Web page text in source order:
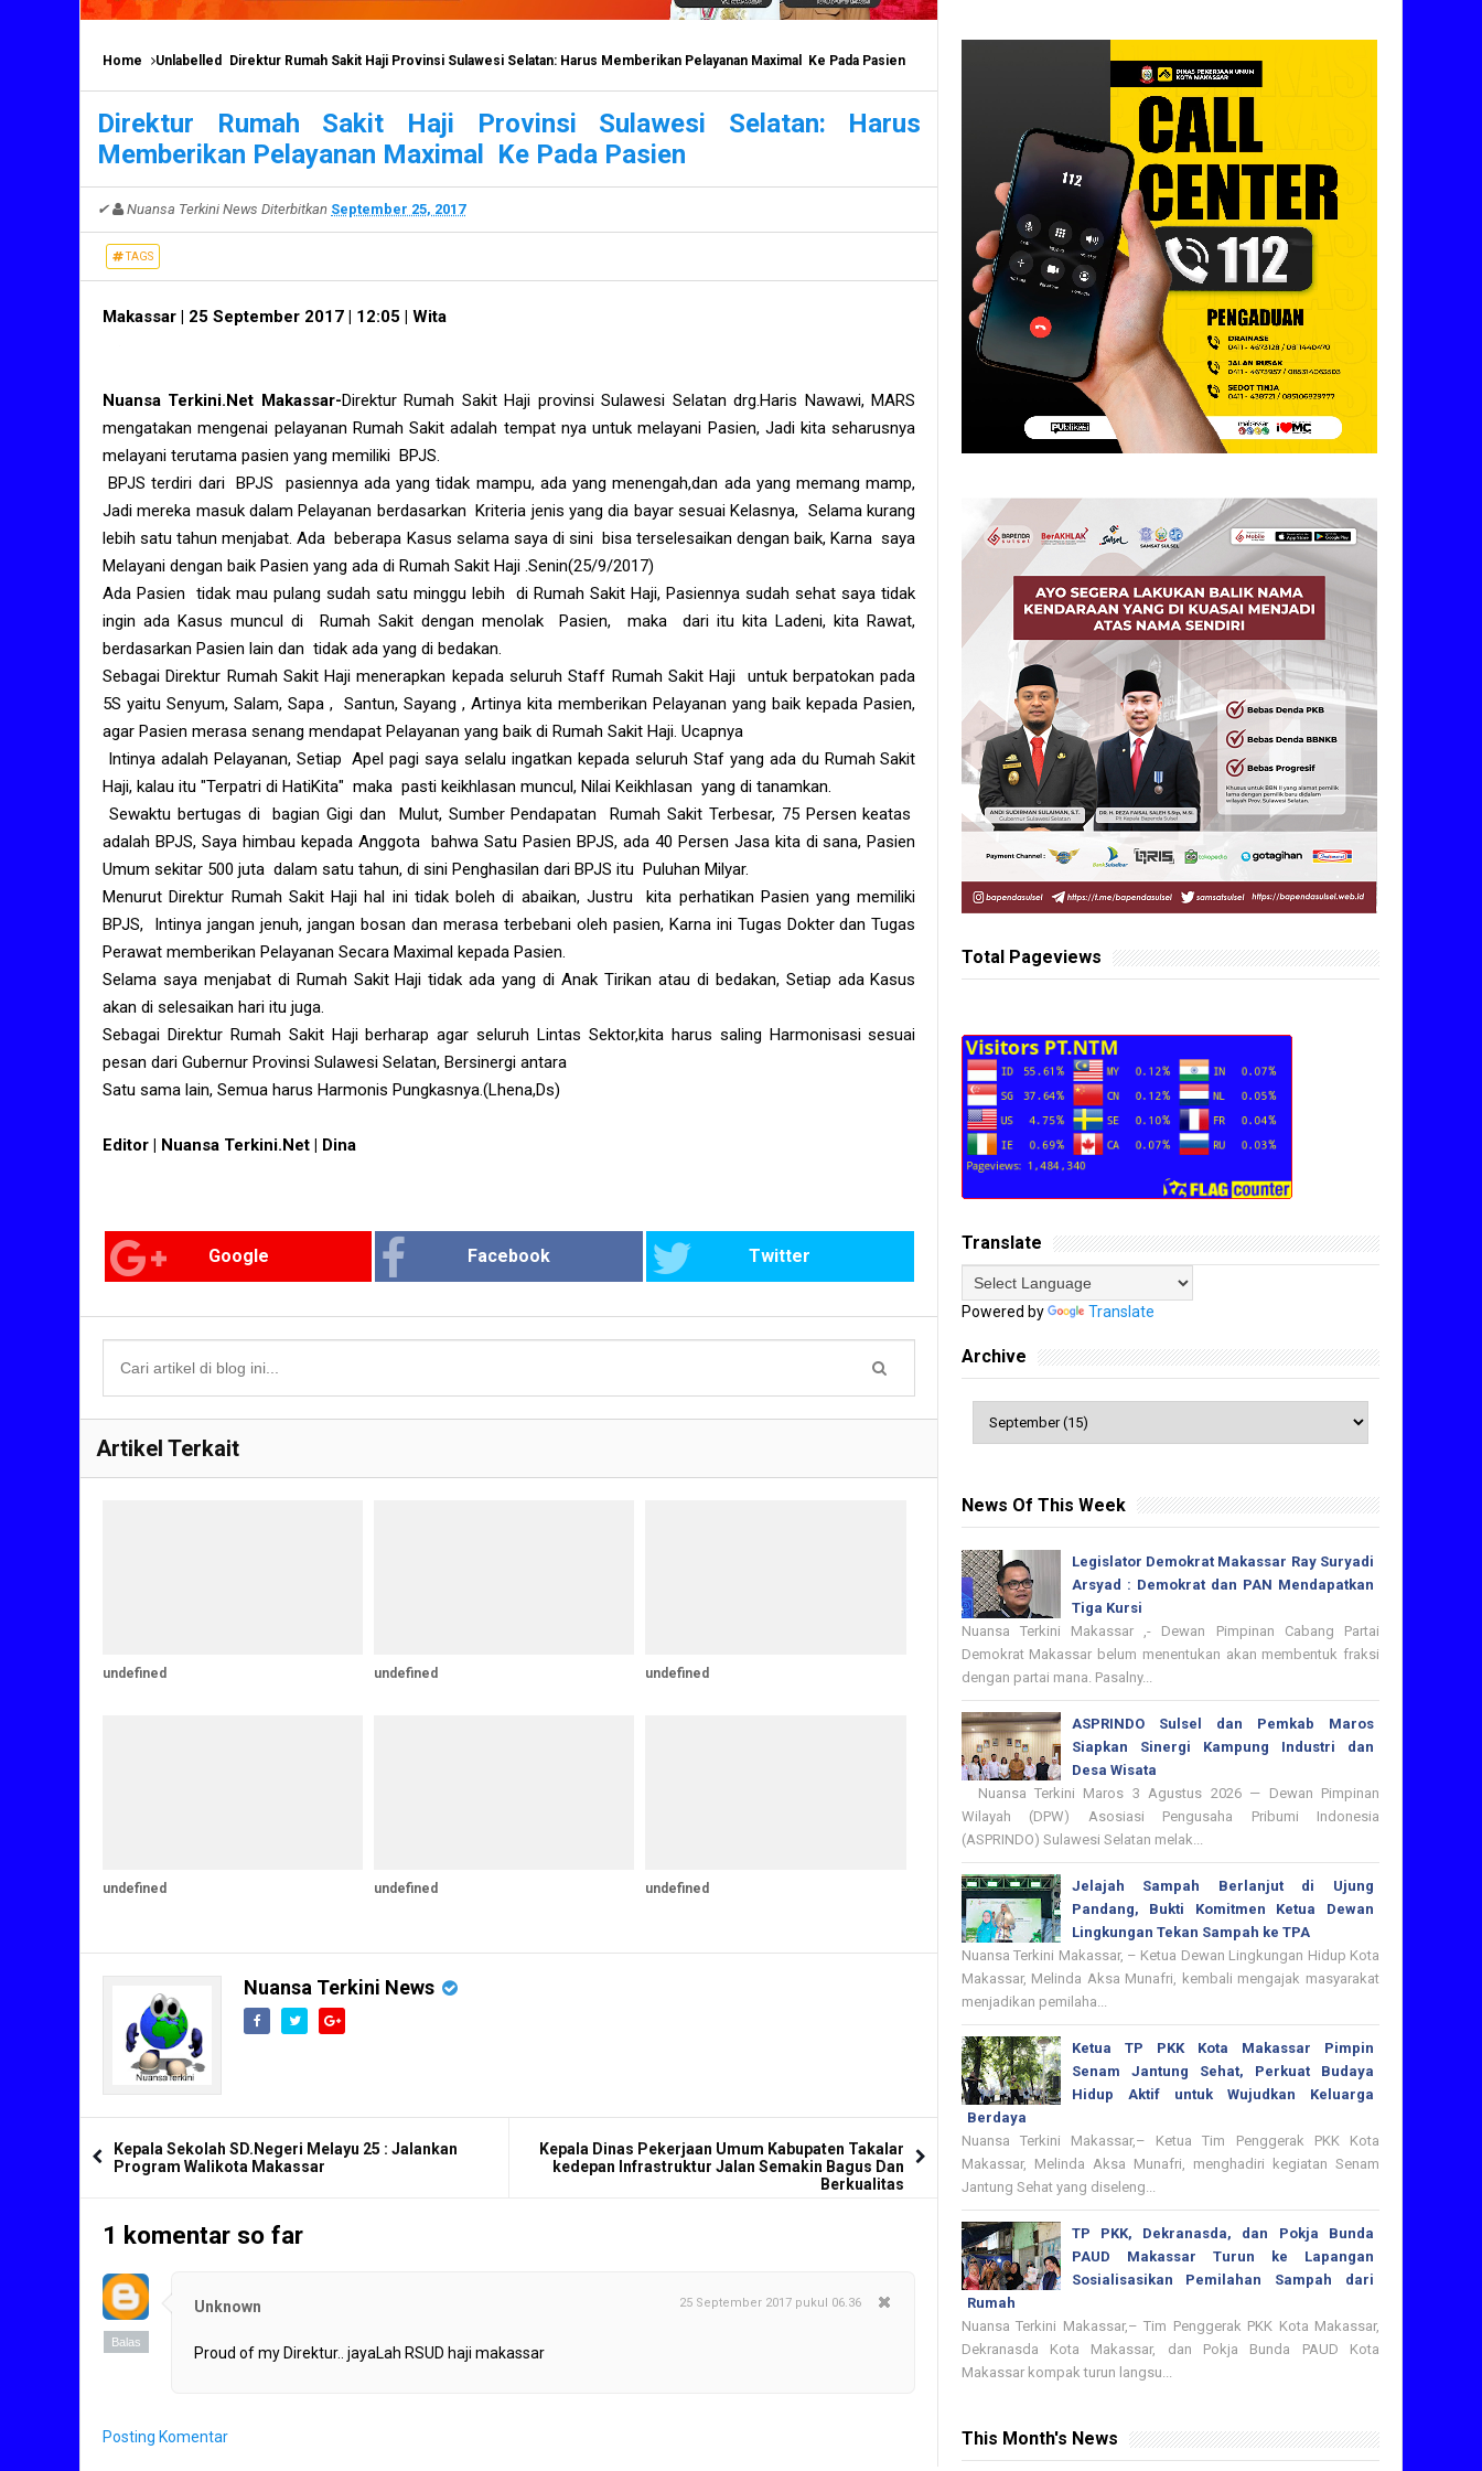
Home Unlabelled Direktur Rumah Sakit Haji Provinsi Sulawesi Selatan: Harus Memberikan Pelayanan Maximal Ke Pada Pasien
Direktur Rumah Sakit Haji Provinsi Sulawesi Selatan: Harus
Memberikan Pelayanan Maximal Ke Pada Pasien
✔ Nuansa Terkini News Diterbitkan September 25, 2017
TAGS
Makassar | 25 September 2017 | 12:05 | Wita
Nuansa Terkini.Net Makassar-Direktur Rumah Sakit Haji provinsi Sulawesi Selatan drg.Haris Nawawi, MARS
mengatakan mengenai pelayanan Rumah Sakit adalah tempat nya untuk melayani Pasien, Jadi kita seharusnya
melayani terutama pasien yang memiliki BPJS.
BPJS terdiri dari BPJS pasiennya ada yang tidak mampu, ada yang menengah,dan ada yang memang mamp,
Jadi mereka masuk dalam Pelayanan berdasarkan Kriteria jenis yang dia bayar sesuai Kelasnya, Selama kurang
lebih satu tahun menjabat. Ada beberapa Kasus selama saya di sini bisa terselesaikan dengan baik, Karna saya
Melayani dengan baik Pasien yang ada di Rumah Sakit Haji .Senin(25/9/2017)
Ada Pasien tidak mau pulang sudah satu minggu lebih di Rumah Sakit Haji, Pasiennya sudah sehat saya tidak
ingin ada Kasus muncul di Rumah Sakit dengan menolak Pasien, maka dari itu kita Ladeni, kita Rawat,
berdasarkan Pasien lain dan tidak ada yang di bedakan.
Sebagai Direktur Rumah Sakit Haji menerapkan kepada seluruh Staff Rumah Sakit Haji untuk berpatokan pada
5S yaitu Senyum, Salam, Sapa , Santun, Sayang , Artinya kita memberikan Pelayanan yang baik kepada Pasien,
agar Pasien merasa senang mendapat Pelayanan yang baik di Rumah Sakit Haji. Ucapnya
Intinya adalah Pelayanan, Setiap Apel pagi saya selalu ingatkan kepada seluruh Staf yang ada du Rumah Sakit
Haji, kalau itu "Terpatri di HatiKita" maka pasti keikhlasan muncul, Nilai Keikhlasan yang di tanamkan.
Sewaktu bertugas di bagian Gigi dan Mulut, Sumber Pendapatan Rumah Sakit Terbesar, 75 Persen keatas
adalah BPJS, Saya himbau kepada Anggota bahwa Satu Pasien BPJS, ada 40 Persen Jasa kita di sana, Pasien
Umum sekitar 500 juta dalam satu tahun, di sini Penghasilan dari BPJS itu Puluhan Milyar.
Menurut Direktur Rumah Sakit Haji hal ini tidak boleh di abaikan, Justru kita perhatikan Pasien yang memiliki
BPJS, Intinya jangan jenuh, jangan bosan dan merasa terbebani oleh pasien, Karna ini Tugas Dokter dan Tugas
Perawat memberikan Pelayanan Secara Maximal kepada Pasien.
Selama saya menjabat di Rumah Sakit Haji tidak ada yang di Anak Tirikan atau di bedakan, Setiap ada Kasus
akan di selesaikan hari itu juga.
Sebagai Direktur Rumah Sakit Haji berharap agar seluruh Lintas Sektor,kita harus saling Harmonisasi sesuai
pesan dari Gubernur Provinsi Sulawesi Selatan, Bersinergi antara
Satu sama lain, Semua harus Harmonis Pungkasnya.(Lhena,Ds)
Editor | Nuansa Terkini.Net | Dina
Google Facebook Twitter
Artikel Terkait
undefined undefined undefined
undefined undefined undefined
Nuansa Terkini News
Kepala Sekolah SD.Negeri Melayu 25 : Jalankan
Program Walikota Makassar
Kepala Dinas Pekerjaan Umum Kabupaten Takalar
kedepan Infrastruktur Jalan Semakin Bagus Dan
Berkualitas
1 komentar so far
Balas
Unknown 25 September 2017 pukul 06.36
Proud of my Direktur.. jayaLah RSUD haji makassar
Posting Komentar
Total Pageviews
Translate
Powered by Translate
Archive
News Of This Week
Legislator Demokrat Makassar Ray Suryadi
Arsyad : Demokrat dan PAN Mendapatkan
Tiga Kursi
Nuansa Terkini Makassar ,- Dewan Pimpinan Cabang Partai
Demokrat Makassar belum menentukan akan membentuk fraksi
dengan partai mana. Pasalny...
ASPRINDO Sulsel dan Pemkab Maros
Siapkan Sinergi Kampung Industri dan
Desa Wisata
Nuansa Terkini Maros 3 Agustus 2026 — Dewan Pimpinan
Wilayah (DPW) Asosiasi Pengusaha Pribumi Indonesia
(ASPRINDO) Sulawesi Selatan melak...
Jelajah Sampah Berlanjut di Ujung
Pandang, Bukti Komitmen Ketua Dewan
Lingkungan Tekan Sampah ke TPA
Nuansa Terkini Makassar, – Ketua Dewan Lingkungan Hidup Kota
Makassar, Melinda Aksa Munafri, kembali mengajak masyarakat
menjadikan pemilaha...
Ketua TP PKK Kota Makassar Pimpin
Senam Jantung Sehat, Perkuat Budaya
Hidup Aktif untuk Wujudkan Keluarga
Berdaya
Nuansa Terkini Makassar,– Ketua Tim Penggerak PKK Kota
Makassar, Melinda Aksa Munafri, menghadiri kegiatan Senam
Jantung Sehat yang diseleng...
TP PKK, Dekranasda, dan Pokja Bunda
PAUD Makassar Turun ke Lapangan
Sosialisasikan Pemilahan Sampah dari
Rumah
Nuansa Terkini Makassar,– Tim Penggerak PKK Kota Makassar,
Dekranasda Kota Makassar, dan Pokja Bunda PAUD Kota
Makassar kompak turun langsu...
This Month's News